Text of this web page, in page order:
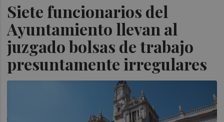
Siete funcionarios del
Ayuntamiento llevan al
juzgado bolsas de trabajo
presuntamente irregulares